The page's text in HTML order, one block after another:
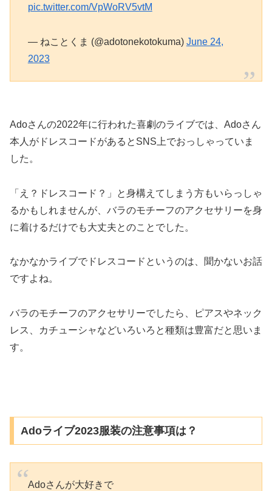
pic.twitter.com/VpWoRV5vtM
— ねことくま (@adotonekotokuma) June 24,
2023
Adoさんの2022年に行われた喜劇のライブでは、Adoさん
本人がドレスコードがあるとSNS上でおっしゃっていま
した。
「え？ドレスコード？」と身構えてしまう方もいらっしゃ
るかもしれませんが、バラのモチーフのアクセサリーを身
に着けるだけでも大丈夫とのことでした。
なかなかライブでドレスコードというのは、聞かないお話
ですよね。
バラのモチーフのアクセサリーでしたら、ピアスやネック
レス、カチューシャなどいろいろと種類は豊富だと思いま
す。
Adoライブ2023服装の注意事項は？
Adoさんが大好きで